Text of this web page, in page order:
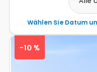
Wählen Sie Datum
-10 %